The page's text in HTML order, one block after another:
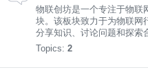
物联创坊是一个专注于物联
块。该板块致力于为物联网
分享知识、讨论问题和探索
Topics: 2